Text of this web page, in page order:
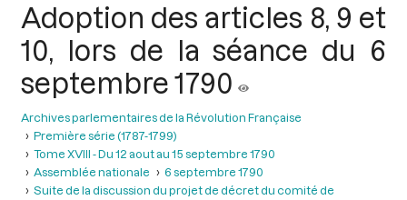
Adoption des articles 8, 9 et
10, lors de la séance du 6
septembre 1790
Archives parlementaires de la Révolution Française
Première série (1787-1799)
Tome XVIII - Du 12 aout au 15 septembre 1790
Assemblée nationale
6 septembre 1790
Suite de la discussion du projet de décret du comité de